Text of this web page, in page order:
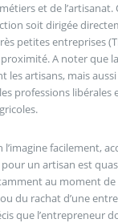
et de
soit dirigée
petites entreprises
A noter que la
les artisans, mais aussi
professions libérales
facilement,
un artisan est
au moment de
du rachat d’une
que l’entrepreneur